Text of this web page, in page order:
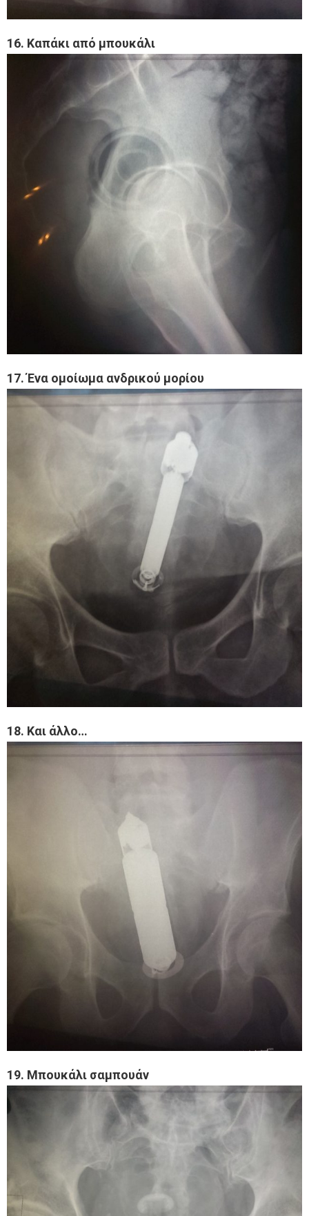
16. Καπάκι από μπουκάλι
17. Ένα oμοίωμα ανδρικού μορίου
18. Και άλλο…
19. Μπουκάλι σαμπουάν